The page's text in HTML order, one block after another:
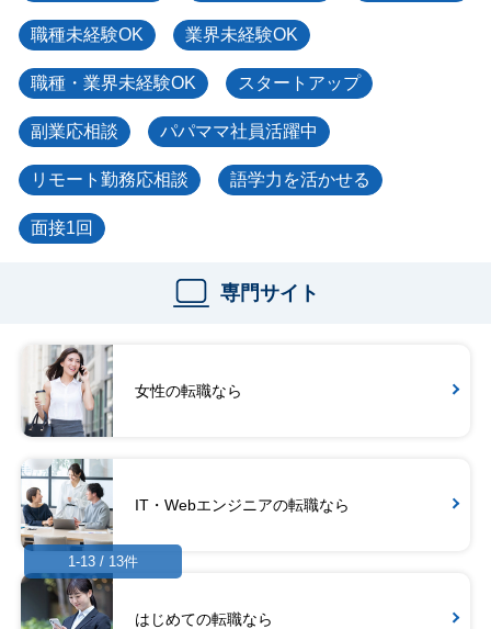
職種未経験OK 業界未経験OK
職種・業界未経験OK スタートアップ
副業応相談 パパママ社員活躍中
リモート勤務応相談 語学力を活かせる
面接1回
専門サイト
女性の転職なら
IT・Webエンジニアの転職なら
はじめての転職なら
1-13 / 13件